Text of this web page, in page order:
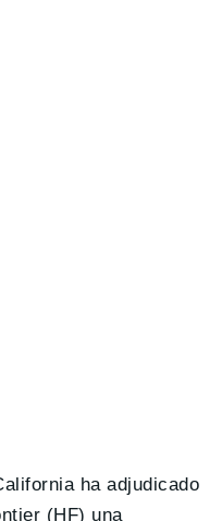
ha adjudicado
(HF) una